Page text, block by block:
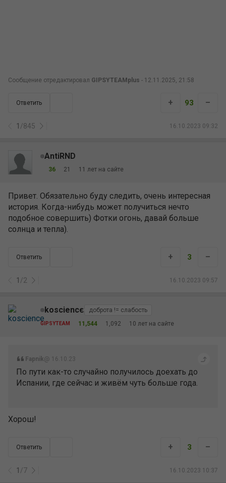
Сообщение отредактировал GIPSYTEAMplus - 12.11.2025, 21:58
Ответить
1 /845 16.10.2023 09:32
+ 93 –
AntiRND
36 21 11 лет на сайте
Привет. Обязательно буду следить, очень интересная
история. Когда-нибудь может получиться нечто
подобное совершить) Фотки огонь, давай больше
солнца и тепла).
Ответить
1 /2 16.10.2023 09:57
+ 3 –
koscience доброта != слабость
GIPSYTEAM 11,544 1,092 10 лет на сайте
Fapnik@ 16.10.23
По пути как-то случайно получилось доехать до
Испании, где сейчас и живём чуть больше года.
Хорош!
Ответить
1 /7 16.10.2023 10:37
+ 3 –